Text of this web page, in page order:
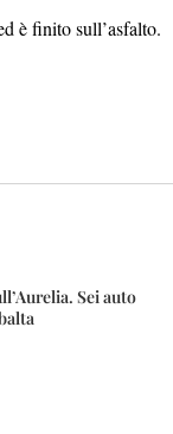
è finito sull’asfalto.
Sei auto